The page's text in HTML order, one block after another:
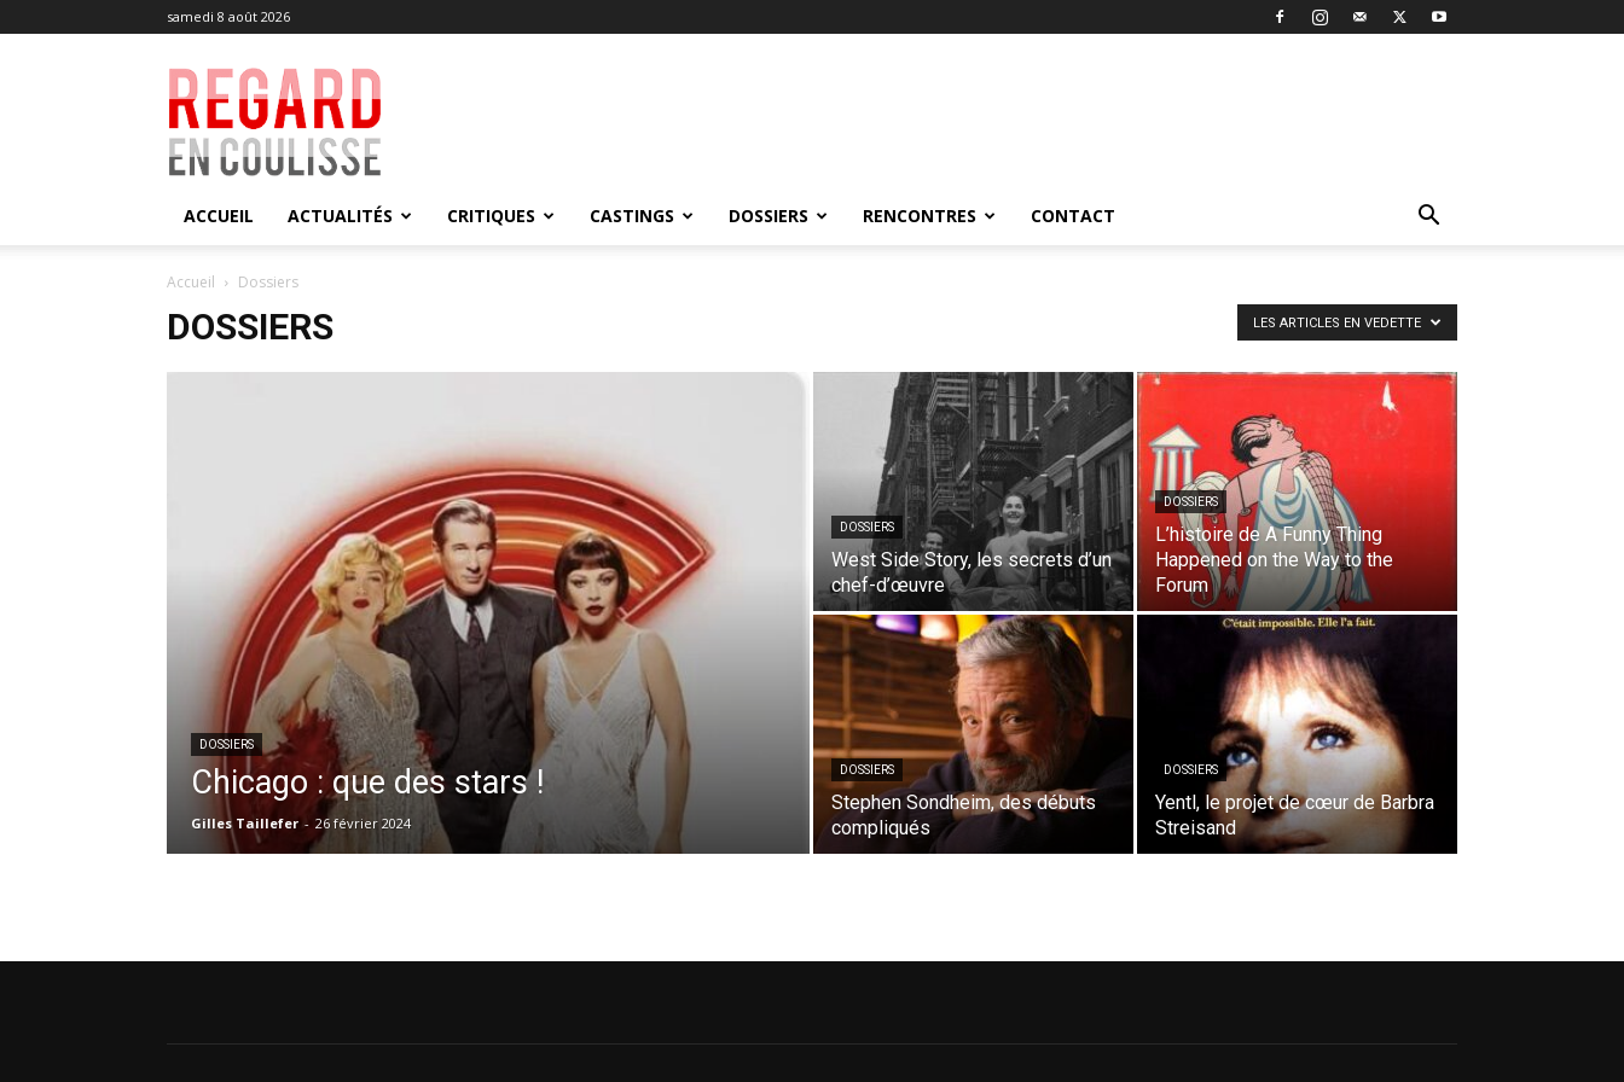
samedi 8 août 2026
Regard
en
Coulisse
ACCUEIL ACTUALITÉS CRITIQUES CASTINGS DOSSIERS RENCONTRES CONTACT
Accueil Dossiers
DOSSIERS LES ARTICLES EN VEDETTE
DOSSIERS
Chicago : que des stars !
Gilles Taillefer - 26 février 2024
DOSSIERS
West Side Story, les secrets d’un
chef-d’œuvre
DOSSIERS
L’histoire de A Funny Thing
Happened on the Way to the
Forum
DOSSIERS
Stephen Sondheim, des débuts
compliqués
DOSSIERS
Yentl, le projet de cœur de Barbra
Streisand